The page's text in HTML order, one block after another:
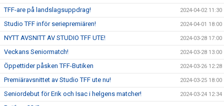
TFF-are på landslagsuppdrag! 2024-04-02 11:30
Studio TFF inför seriepremiären! 2024-04-01 18:00
NYTT AVSNITT AV STUDIO TFF UTE! 2024-03-28 17:00
Veckans Seniormatch! 2024-03-28 13:00
Öppettider påsken TFF-Butiken 2024-03-26 12:28
Premiäravsnittet av Studio TFF ute nu! 2024-03-25 18:00
Seniordebut för Erik och Isac i helgens matcher! 2024-03-24 12:34